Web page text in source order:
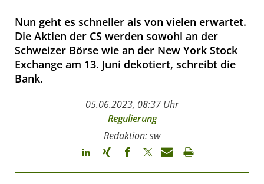
Nun geht es schneller als von vielen erwartet.
Die Aktien der CS werden sowohl an der
Schweizer Börse wie an der New York Stock
Exchange am 13. Juni dekotiert, schreibt die
Bank.
05.06.2023, 08:37 Uhr
Regulierung
Redaktion: sw